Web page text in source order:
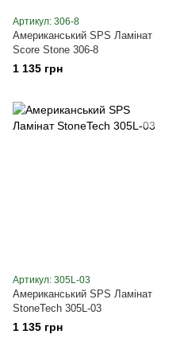
Артикул: 306-8
Американський SPS Ламінат
Score Stone 306-8
1 135 грн
Артикул: 305L-03
Американський SPS Ламінат
StoneTech 305L-03
1 135 грн